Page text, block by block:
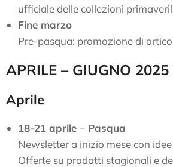
ufficiale delle collezioni
Fine marzo
Pre-pasqua: promozione di
APRILE – GIUGNO
Aprile
18-21 aprile – Pasqua
Newsletter a inizio mese con
Offerte su prodotti stagionali e